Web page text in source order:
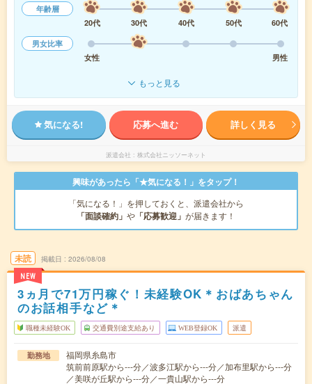
年齢層
20代
30代 40代 50代
60代
男女比率
女性
男性
もっと見る
気になる! 応募へ進む 詳しく見る
派遣会社 株式会社ニッソーネット
興味があったら「★気になる！」をタップ！
「気になる！」を押しておくと、派遣会社から
「面談確約」 や 「応募歓迎」 が届きます！
未読
NEW
掲載日 2026/08/08
3ヵ月で71万円稼ぐ！未経験OK＊おばあちゃん
のお話相手など＊
職種未経験OK 交通費別途支給あり WEB登録OK 派遣
勤務地
福岡県糸島市
筑前前原駅から---分／波多江駅から---分／加布里駅から---分
／美咲が丘駅から---分／一貴山駅から---分